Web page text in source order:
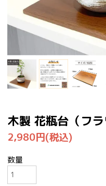
木製 花瓶台（フラ
2,980円(税込)
数量